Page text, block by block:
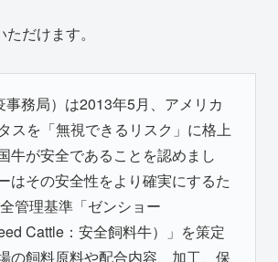
だけます。
事務局）は2013年5月、アメリカ
スを「無視できるリスク」に格上
牛が安全であることを認めまし
はその安全性をより確実にするた
管理基準「ゼンショー
Cattle：安全飼料牛）」を策定
の飼料原料や配合内容、加工、保